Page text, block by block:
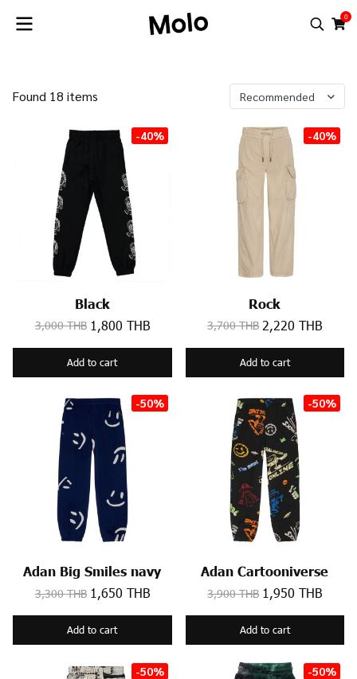
0
Found 18 items Recommended
-40%
Black
3,000 THB 1,800 THB
Add to cart
-40%
Rock
3,700 THB 2,220 THB
Add to cart
-50%
Adan Big Smiles navy
3,300 THB 1,650 THB
Add to cart
-50%
Adan Cartooniverse
3,900 THB 1,950 THB
Add to cart
-50% -50%